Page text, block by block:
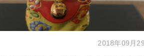
2018年09月